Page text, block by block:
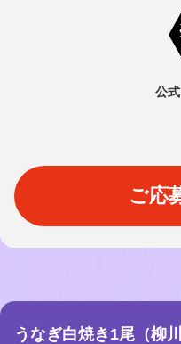
公
ご応
うなぎ白焼き1尾（柳